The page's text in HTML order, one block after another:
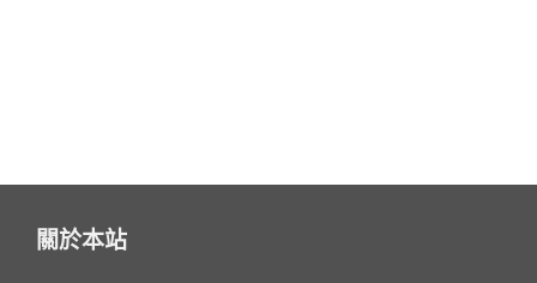
關於本站